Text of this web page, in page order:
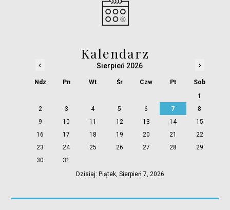
Kalendarz
‹ Sierpień 2026 ›
Ndz Pn Wt Śr Czw Pt
Sob
1
2
3 4 5 6 7
8
9
10 11 12 13 14
15
16
17 18 19 20 21
22
23
24 25 26 27 28
29
30
31
Dzisiaj: Piątek, Sierpień 7, 2026